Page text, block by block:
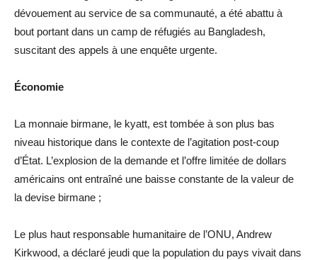
dévouement au service de sa communauté, a été abattu à
bout portant dans un camp de réfugiés au Bangladesh,
suscitant des appels à une enquête urgente.
Économie
La monnaie birmane, le kyatt, est tombée à son plus bas
niveau historique dans le contexte de l’agitation post-coup
d’État. L’explosion de la demande et l’offre limitée de dollars
américains ont entraîné une baisse constante de la valeur de
la devise birmane ;
Le plus haut responsable humanitaire de l’ONU, Andrew
Kirkwood, a déclaré jeudi que la population du pays vivait dans